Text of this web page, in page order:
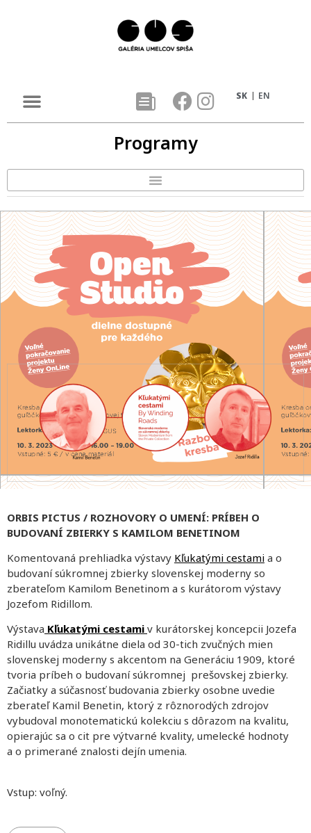
SK EN
Programy
ORBIS PICTUS / ROZHOVORY O UMENÍ: PRÍBEH O
BUDOVANÍ ZBIERKY S KAMILOM BENETINOM
Komentovaná prehliadka výstavy Kľukatými cestami a o
budovaní súkromnej zbierky slovenskej moderny so
zberateľom Kamilom Benetinom a s kurátorom výstavy
Jozefom Ridillom.
Výstava Kľukatými cestami v kurátorskej koncepcii Jozefa
Ridillu uvádza unikátne diela od 30-tich zvučných mien
slovenskej moderny s akcentom na Generáciu 1909, ktoré
tvoria príbeh o budovaní súkromnej prešovskej zbierky.
Začiatky a súčasnosť budovania zbierky osobne uvedie
zberateľ Kamil Benetin, ktorý z rôznorodých zdrojov
vybudoval monotematickú kolekciu s dôrazom na kvalitu,
opierajúc sa o cit pre výtvarné kvality, umelecké hodnoty
a o primerané znalosti dejín umenia.
Vstup: voľný.